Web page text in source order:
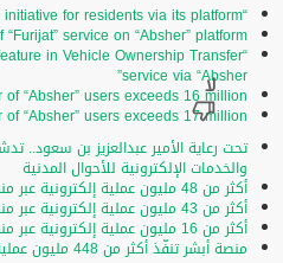
“Absher” announces a return initiative for residents via its platform
service on “Absher” platform
in Vehicle Ownership Transfer
service via “Absher”
of “Absher” users exceeds 16 million
of “Absher” users exceeds 17 million
تحت رعاية الأمير عبدالعزيز بن سعود..
والخدمات الإلكترونية للأحوال المدنية
أكثر من 48 مليون عملية إلكترونية عبر منصة "أبشر" في يونيو 2026م
أكثر من 43 مليون عملية إلكترونية عبر منصة "أبشر" في مايو 2026م
أكثر من 16 مليون عملية إلكترونية عبر منصة "أبشر" في أبريل 2026م
منصة أبشر تنفّذ أكثر من 448 مليون عملية إلكترونية في 2025م